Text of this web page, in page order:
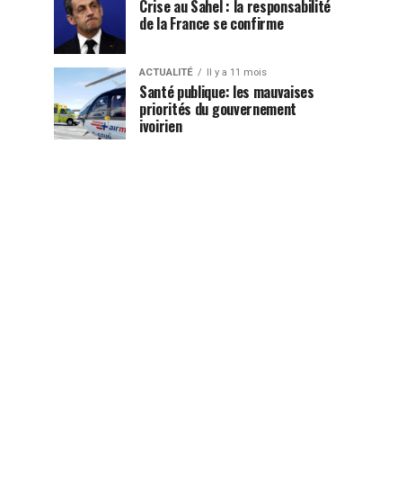
Crise au Sahel : la responsabilité
de la France se confirme
ACTUALITÉ Il y a 11 mois
Santé publique: les mauvaises
priorités du gouvernement
ivoirien